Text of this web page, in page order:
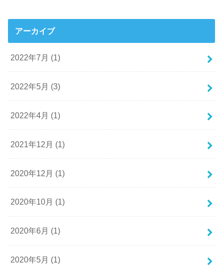
アーカイブ
2022年7月 (1)
2022年5月 (3)
2022年4月 (1)
2021年12月 (1)
2020年12月 (1)
2020年10月 (1)
2020年6月 (1)
2020年5月 (1)